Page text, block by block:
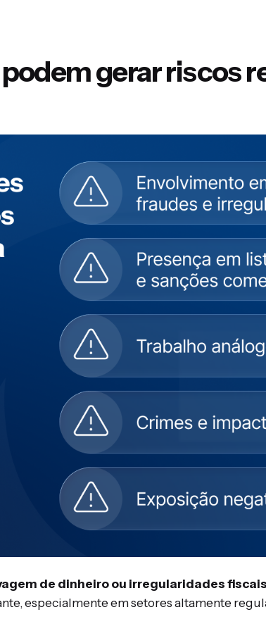
gerar riscos
de dinheiro ou irregularidades fiscais
especialmente em setores altamente